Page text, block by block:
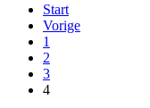
Start
Vorige
1
2
3
4